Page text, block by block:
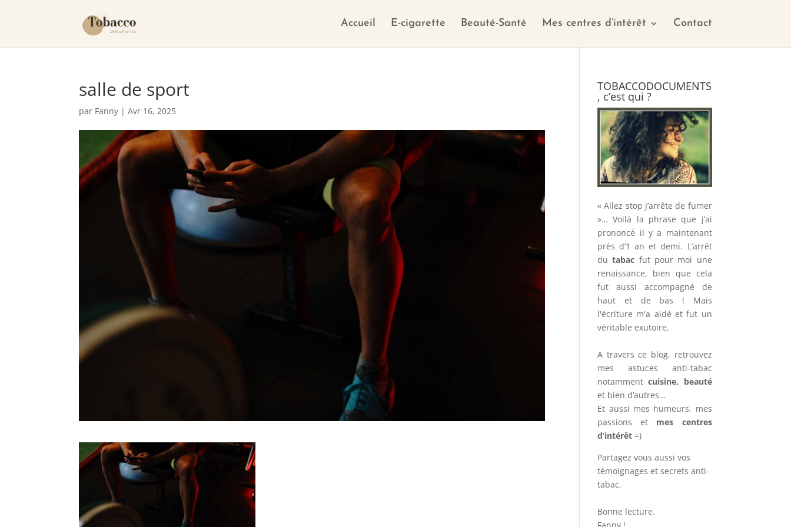
Accueil E-cigarette Beauté-Santé Mes centres d’intérêt Contact
salle de sport
par Fanny |Avr 16, 2025
TOBACCODOCUMENTS
, c’est qui ?
« Allez stop j’arrête de fumer
»… Voilà la phrase que j’ai
prononcé il y a maintenant
près d’1 an et demi. L’arrêt
dutabac fut pour moi une
renaissance, bien que cela
fut aussi accompagné de
haut et de bas ! Mais
l'écriture m'a aidé et fut un
véritable exutoire.
A travers ce blog, retrouvez
mes astuces anti-tabac
notammentcuisine, beauté
et bien d’autres…
Et aussi mes humeurs, mes
passions et mes centres
d’intérêt =)
Partagez vous aussi vos
témoignages et secrets anti-
tabac.
Bonne lecture.